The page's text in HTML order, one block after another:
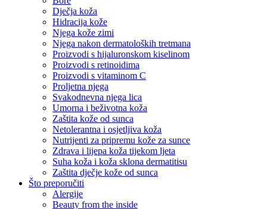
Dječja koža
Hidracija kože
Njega kože zimi
Njega nakon dermatoloških tretmana
Proizvodi s hijaluronskom kiselinom
Proizvodi s retinoidima
Proizvodi s vitaminom C
Proljetna njega
Svakodnevna njega lica
Umorna i beživotna koža
Zaštita kože od sunca
Netolerantna i osjetljiva koža
Nutrijenti za pripremu kože za sunce
Zdrava i lijepa koža tijekom ljeta
Suha koža i koža sklona dermatitisu
Zaštita dječje kože od sunca
Što preporučiti
Alergije
Beauty from the inside